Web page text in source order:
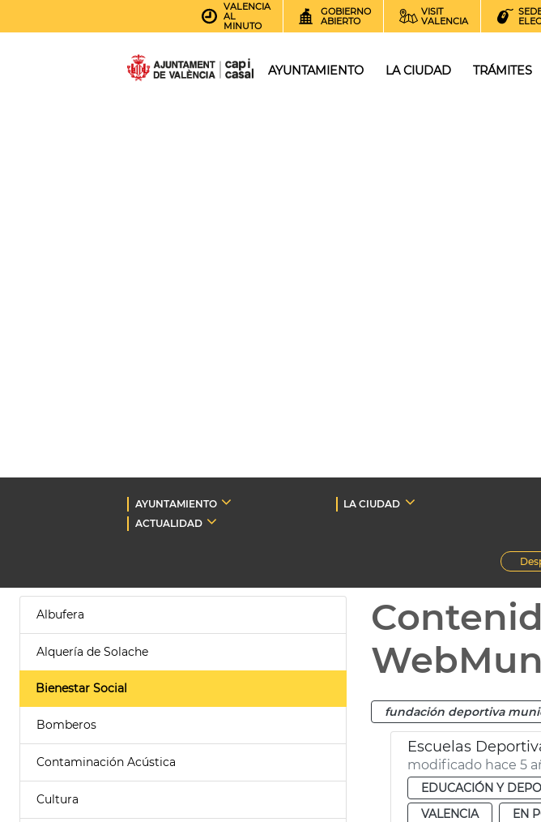
VALENCIA
AL
MINUTO
GOBIERNO
ABIERTO
VISIT
VALENCIA
AYUNTAMIENTO LA CIUDAD TRÁMITES
AYUNTAMIENTO LA CIUDAD
ACTUALIDAD
Albufera
Alquería de Solache
Bienestar Social
Bomberos
Contaminación Acústica
Cultura
fundación deportiva
Escuelas
modificado hace 5
EDUCACIÓN Y
VALENCIA
EN